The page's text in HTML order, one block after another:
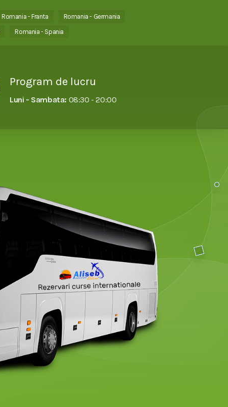
Romania - Franta
Romania - Germania
Romania - Spania
Program de lucru
Luni - Sambata: 08:30 - 20:00